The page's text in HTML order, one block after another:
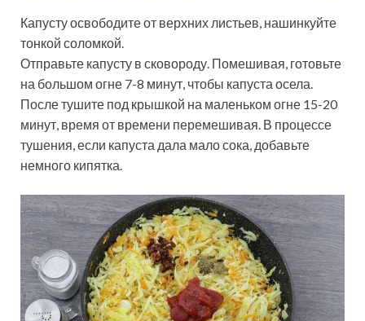
Капусту освободите от верхних листьев, нашинкуйте
тонкой соломкой.
Отправьте капусту в сковороду. Помешивая, готовьте
на большом огне 7-8 минут, чтобы капуста осела.
После тушите под крышкой на маленьком огне 15-20
минут, время от времени перемешивая. В процессе
тушения, если капуста дала мало сока, добавьте
немного кипятка.